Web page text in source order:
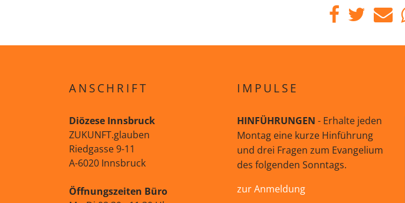
ANSCHRIFT
Diözese Innsbruck
ZUKUNFT.glauben
Riedgasse 9-11
A-6020 Innsbruck
Öffnungszeiten Büro
IMPULSE
HINFÜHRUNGEN - Erhalte jeden
Montag eine kurze Hinführung
und drei Fragen zum Evangelium
des folgenden Sonntags.
zur Anmeldung